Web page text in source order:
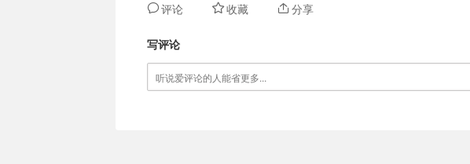
评论 收藏 分享
写评论